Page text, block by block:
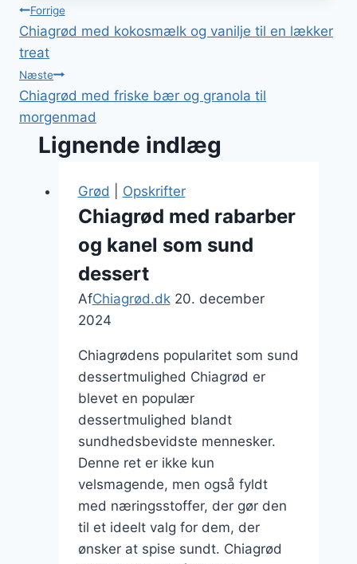
Indlægsnavigation
Forrige
Chiagrød med kokosmælk og vanilje til en lækker
treat
Næste
Chiagrød med friske bær og granola til
morgenmad
Lignende indlæg
Grød Opskrifter
Chiagrød med rabarber
og kanel som sund
dessert
AfChiagrød.dk 20. december
2024
Chiagrødens popularitet som sund
dessertmulighed Chiagrød er
blevet en populær
dessertmulighed blandt
sundhedsbevidste mennesker.
Denne ret er ikke kun
velsmagende, men også fyldt
med næringsstoffer, der gør den
til et ideelt valg for dem, der
ønsker at spise sundt. Chiagrød